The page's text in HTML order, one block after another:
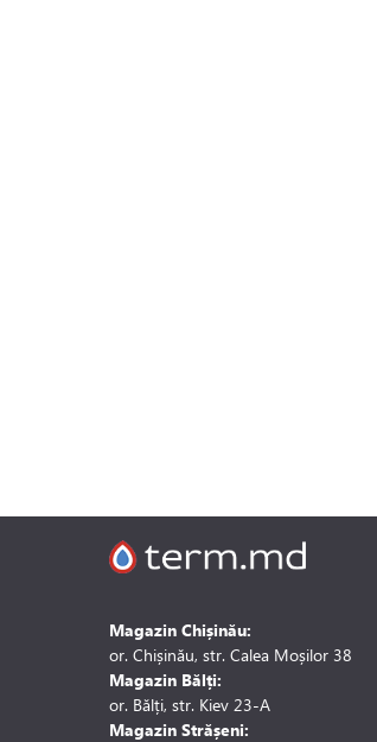
Magazin Chișinău:
or. Chișinău, str. Calea Moșilor 38
Magazin Bălți:
or. Bălți, str. Kiev 23-A
Magazin Strășeni: